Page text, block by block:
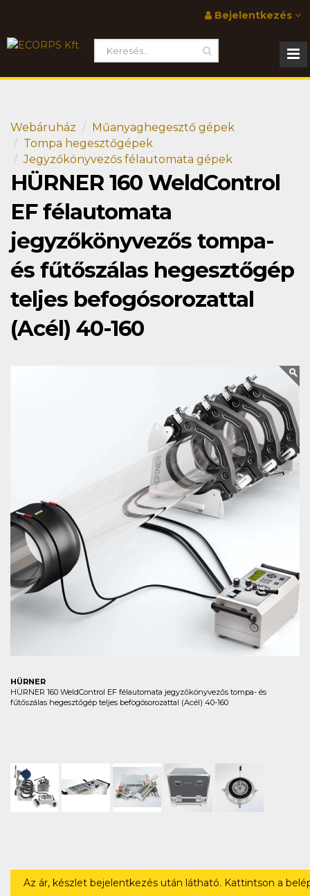
Bejelentkezés
Webáruház
Műanyaghegesztő gépek
Tompa hegesztőgépek
Jegyzőkönyvezős félautomata gépek
HÜRNER 160 WeldControl
EF félautomata
jegyzőkönyvezős tompa-
és fűtőszálas hegesztőgép
teljes befogósorozattal
(Acél) 40-160
HÜRNER
HÜRNER 160 WeldControl EF félautomata jegyzőkönyvezős tompa- és
fűtőszálas hegesztőgép teljes befogósorozattal (Acél) 40-160
Az ár, készlet bejelentkezés után látható. Kattintson a